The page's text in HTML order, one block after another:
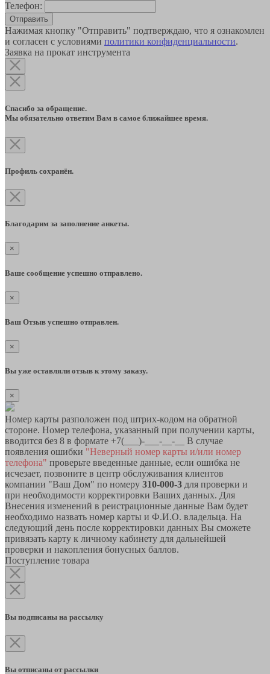
Телефон:
Отправить
Нажимая кнопку "Отправить" подтверждаю, что я ознакомлен
и согласен с условиями политики конфиденциальности.
Заявка на прокат инструмента
Спасибо за обращение.
Мы обязательно ответим Вам в самое ближайшее время.
Профиль сохранён.
Благодарим за заполнение анкеты.
×
Ваше сообщение успешно отправлено.
×
Ваш Отзыв успешно отправлен.
×
Вы уже оставляли отзыв к этому заказу.
×
Номер карты разположен под штрих-кодом на обратной
стороне. Номер телефона, указанный при получении карты,
вводится без 8 в формате +7(___)-___-__-__ В случае
появления ошибки "Неверный номер карты и/или номер
телефона" проверьте введенные данные, если ошибка не
исчезает, позвоните в центр обслуживания клиентов
компании "Ваш Дом" по номеру 310-000-3 для проверки и
при необходимости корректировки Ваших данных. Для
Внесения изменений в реистрационные данные Вам будет
необходимо назвать номер карты и Ф.И.О. владельца. На
следующий день после корректировки данных Вы сможете
привязать карту к личному кабинету для дальнейшей
проверки и накопления бонусных баллов.
Поступление товара
Вы подписаны на рассылку
Вы отписаны от рассылки